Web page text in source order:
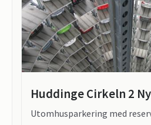
Huddinge Cirkeln 2
Utomhusparkering med